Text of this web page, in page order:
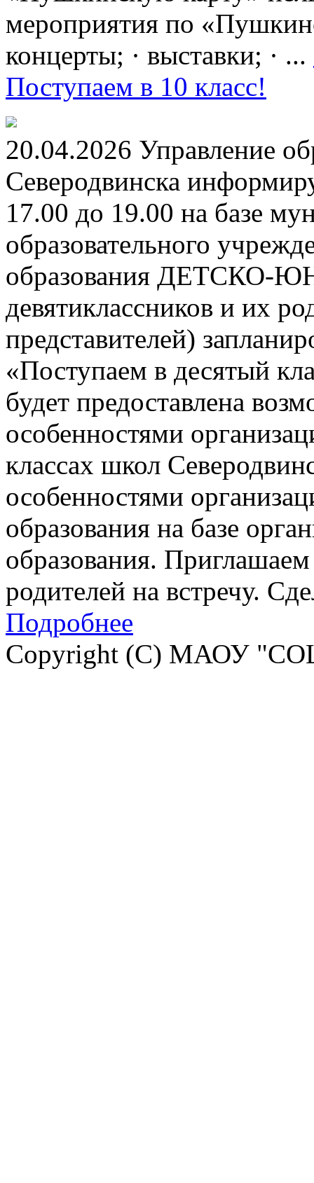
мероприятия по
концерты; · выставки; · ...
Поступаем в 10 класс!
20.04.2026 Управление
Северодвинска
17.00 до 19.00 на базе
образовательного
образования
девятиклассников и их
представителей)
«Поступаем в десятый
будет предоставлена
особенностями
классах школ
особенностями
образования на базе
образования.
родителей на встречу.
Подробнее
Copyright (C) МАОУ